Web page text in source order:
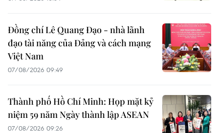
Đồng chí Lê Quang Đạo - nhà lãnh
đạo tài năng của Đảng và cách mạng
Việt Nam
07/08/2026 09:49
Thành phố Hồ Chí Minh: Họp mặt kỷ
niệm 59 năm Ngày thành lập ASEAN
07/08/2026 09:26